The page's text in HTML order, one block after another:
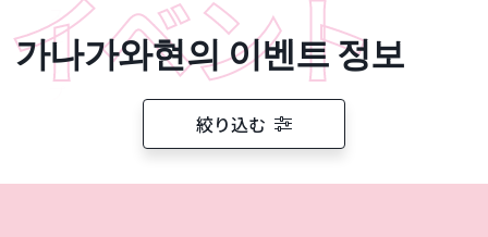
ス
キ
ッ
가나가와현의 이벤트 정보
絞り込む